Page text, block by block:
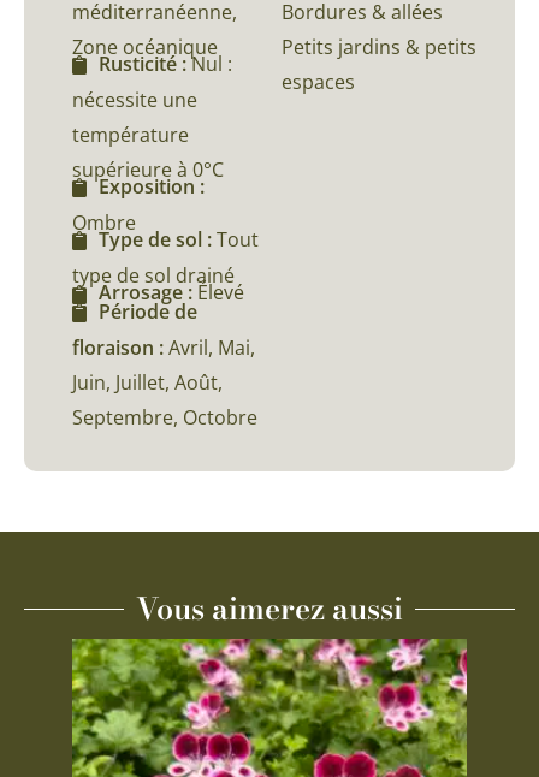
méditerranéenne,
Zone océanique
Rusticité :Nul :
nécessite une
température
supérieure à 0°C
Exposition :
Ombre
Type de sol :Tout
type de sol drainé
Arrosage : Élevé
Période de
floraison :Avril, Mai,
Juin, Juillet, Août,
Septembre, Octobre
Bordures & allées
Petits jardins & petits
espaces
Vous aimerez aussi